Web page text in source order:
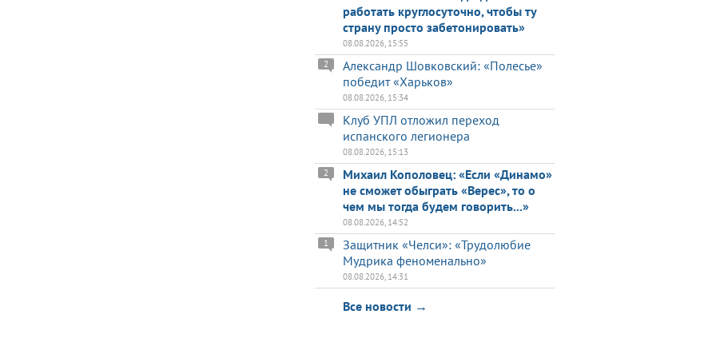
работать круглосуточно, чтобы ту
страну просто забетонировать»
08.08.2026, 15:55
Александр Шовковский: «Полесье»
победит «Харьков»
2
08.08.2026, 15:34
Клуб УПЛ отложил переход
испанского легионера
08.08.2026, 15:13
Михаил Кополовец: «Если «Динамо»
не сможет обыграть «Верес», то о
чем мы тогда будем говорить...»
2
08.08.2026, 14:52
Защитник «Челси»: «Трудолюбие
Мудрика феноменально»
1
08.08.2026, 14:31
Все новости →